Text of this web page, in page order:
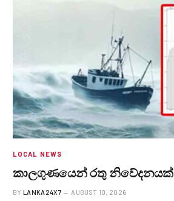
LOCAL NEWS
කාලගුණයෙන් ‍රතු නිවේදනයක්
BY LANKA24X7 AUGUST 10, 2026